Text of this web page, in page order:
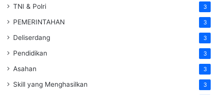
TNI & Polri 3
PEMERINTAHAN 3
Deliserdang 3
Pendidikan 3
Asahan 3
Skill yang Menghasilkan 3